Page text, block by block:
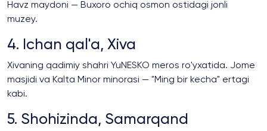
Havz maydoni — Buxoro ochiq osmon ostidagi jonli
muzey.
4. Ichan qal'a, Xiva
Xivaning qadimiy shahri YuNESKO meros ro'yxatida. Jome
masjidi va Kalta Minor minorasi — "Ming bir kecha" ertagi
kabi.
5. Shohizinda, Samarqand